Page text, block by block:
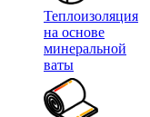
Теплоизоляция
на основе
минеральной
ваты